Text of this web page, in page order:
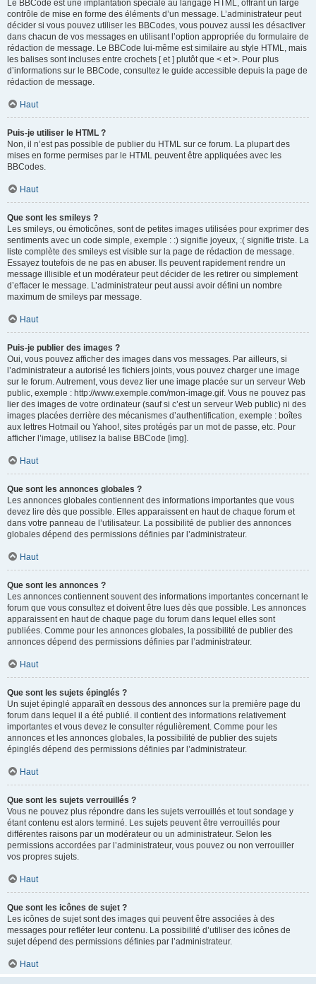
Le BBCode est une implantation spéciale au langage HTML, offrant un large
contrôle de mise en forme des éléments d’un message. L’administrateur peut
décider si vous pouvez utiliser les BBCodes, vous pouvez aussi les désactiver
dans chacun de vos messages en utilisant l’option appropriée du formulaire de
rédaction de message. Le BBCode lui-même est similaire au style HTML, mais
les balises sont incluses entre crochets [ et ] plutôt que < et >. Pour plus
d’informations sur le BBCode, consultez le guide accessible depuis la page de
rédaction de message.
Haut
Puis-je utiliser le HTML ?
Non, il n’est pas possible de publier du HTML sur ce forum. La plupart des
mises en forme permises par le HTML peuvent être appliquées avec les
BBCodes.
Haut
Que sont les smileys ?
Les smileys, ou émoticônes, sont de petites images utilisées pour exprimer des
sentiments avec un code simple, exemple : :) signifie joyeux, :( signifie triste. La
liste complète des smileys est visible sur la page de rédaction de message.
Essayez toutefois de ne pas en abuser. Ils peuvent rapidement rendre un
message illisible et un modérateur peut décider de les retirer ou simplement
d’effacer le message. L’administrateur peut aussi avoir défini un nombre
maximum de smileys par message.
Haut
Puis-je publier des images ?
Oui, vous pouvez afficher des images dans vos messages. Par ailleurs, si
l’administrateur a autorisé les fichiers joints, vous pouvez charger une image
sur le forum. Autrement, vous devez lier une image placée sur un serveur Web
public, exemple : http://www.exemple.com/mon-image.gif. Vous ne pouvez pas
lier des images de votre ordinateur (sauf si c’est un serveur Web public) ni des
images placées derrière des mécanismes d’authentification, exemple : boîtes
aux lettres Hotmail ou Yahoo!, sites protégés par un mot de passe, etc. Pour
afficher l’image, utilisez la balise BBCode [img].
Haut
Que sont les annonces globales ?
Les annonces globales contiennent des informations importantes que vous
devez lire dès que possible. Elles apparaissent en haut de chaque forum et
dans votre panneau de l’utilisateur. La possibilité de publier des annonces
globales dépend des permissions définies par l’administrateur.
Haut
Que sont les annonces ?
Les annonces contiennent souvent des informations importantes concernant le
forum que vous consultez et doivent être lues dès que possible. Les annonces
apparaissent en haut de chaque page du forum dans lequel elles sont
publiées. Comme pour les annonces globales, la possibilité de publier des
annonces dépend des permissions définies par l’administrateur.
Haut
Que sont les sujets épinglés ?
Un sujet épinglé apparaît en dessous des annonces sur la première page du
forum dans lequel il a été publié. il contient des informations relativement
importantes et vous devez le consulter régulièrement. Comme pour les
annonces et les annonces globales, la possibilité de publier des sujets
épinglés dépend des permissions définies par l’administrateur.
Haut
Que sont les sujets verrouillés ?
Vous ne pouvez plus répondre dans les sujets verrouillés et tout sondage y
étant contenu est alors terminé. Les sujets peuvent être verrouillés pour
différentes raisons par un modérateur ou un administrateur. Selon les
permissions accordées par l’administrateur, vous pouvez ou non verrouiller
vos propres sujets.
Haut
Que sont les icônes de sujet ?
Les icônes de sujet sont des images qui peuvent être associées à des
messages pour refléter leur contenu. La possibilité d’utiliser des icônes de
sujet dépend des permissions définies par l’administrateur.
Haut